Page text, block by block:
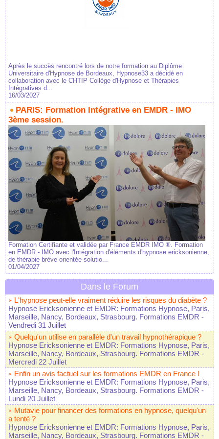
Après le succès rencontré lors de notre formation au Diplôme
Universitaire d'Hypnose de Bordeaux, Hypnose33 a décidé en
collaboration avec le CHTIP Collège d'Hypnose et Thérapies
Intégratives d...
16/03/2027
PARIS: Formation Intégrative en EMDR - IMO
3ème session.
Formation Certifiante et validée par France EMDR IMO ®. Formation
en EMDR - IMO avec l'Intégration d'éléments d'hypnose ericksonienne,
de thérapie brève orientée solutio...
01/04/2027
Dans le Forum
L'hypnose peut-elle vraiment réduire les risques du diabète ?
Hypnose Ericksonienne et EMDR: Formations Hypnose, Paris,
Marseille, Nancy, Bordeaux, Strasbourg. Formations EMDR -
Vendredi 31 Juillet
Quelqu'un utilise en parallèle d'un travail hypnothérapique ?
Hypnose Ericksonienne et EMDR: Formations Hypnose, Paris,
Marseille, Nancy, Bordeaux, Strasbourg. Formations EMDR -
Mercredi 22 Juillet
Enfin un avis factuel sur les formations EMDR en France !
Hypnose Ericksonienne et EMDR: Formations Hypnose, Paris,
Marseille, Nancy, Bordeaux, Strasbourg. Formations EMDR -
Lundi 20 Juillet
Mutavie pour financer des formations en hypnose, quelqu'un
a tenté ?
Hypnose Ericksonienne et EMDR: Formations Hypnose, Paris,
Marseille, Nancy, Bordeaux, Strasbourg. Formations EMDR -